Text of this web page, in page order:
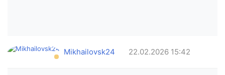
Mikhailovsk24 22.02.2026 15:42